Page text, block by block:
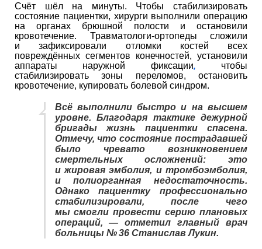
Счёт шёл на минуты. Чтобы стабилизировать
состояние пациентки, хирурги выполнили операцию
на органах брюшной полости и остановили
кровотечение. Травматологи-ортопеды сложили
и зафиксировали отломки костей всех
повреждённых сегментов конечностей, установили
аппараты наружной фиксации, чтобы
стабилизировать зоны переломов, остановить
кровотечение, купировать болевой синдром.
Всё выполнили быстро и на высшем
уровне. Благодаря тактике дежурной
бригады жизнь пациентки спасена.
Отмечу, что состояние пострадавшей
было чревато возникновением
смертельных осложнений: это
и жировая эмболия, и тромбоэмболия,
и полиорганная недостаточность.
Однако пациентку профессионально
стабилизировали, после чего
мы смогли провести серию плановых
операций, — отметил главный врач
больницы № 36 Станислав Лукин.